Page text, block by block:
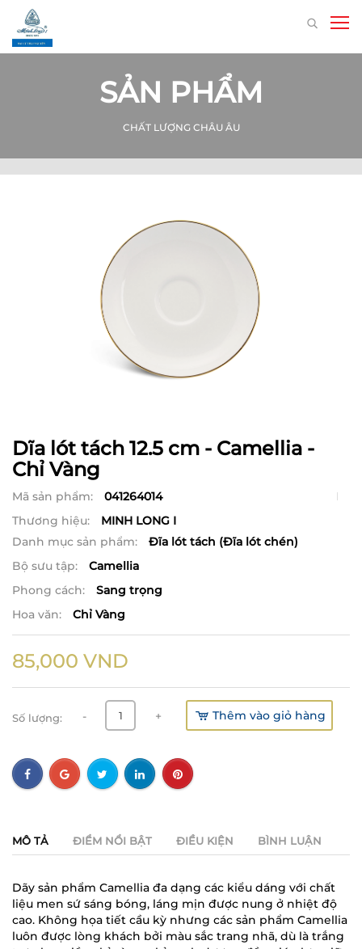
SẢN PHẨM
CHẤT LƯỢNG CHÂU ÂU
Dĩa lót tách 12.5 cm - Camellia -
Chỉ Vàng
Mã sản phẩm:
041264014
Thương hiệu:
MINH LONG I
Danh mục sản phẩm:
Đĩa lót tách (Đĩa lót chén)
Bộ sưu tập:
Camellia
Phong cách:
Sang trọng
Hoa văn:
Chỉ Vàng
85,000 VND
Số lượng: - + Thêm vào giỏ hàng
MÔ TẢ ĐIỂM NỔI BẬT ĐIỀU KIỆN BÌNH LUẬN
Dãy sản phẩm Camellia đa dạng các kiểu dáng với chất
liệu men sứ sáng bóng, láng mịn được nung ở nhiệt độ
cao. Không họa tiết cầu kỳ nhưng các sản phẩm Camellia
luôn được lòng khách bởi màu sắc trang nhã, dù là trắng